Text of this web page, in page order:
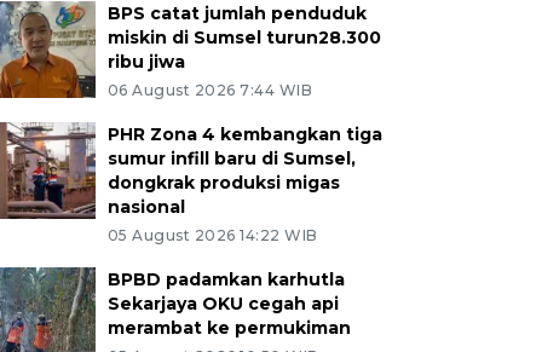
BPS catat jumlah penduduk
miskin di Sumsel turun28.300
ribu jiwa
06 August 2026 7:44 WIB
PHR Zona 4 kembangkan tiga
sumur infill baru di Sumsel,
dongkrak produksi migas
nasional
05 August 2026 14:22 WIB
BPBD padamkan karhutla
Sekarjaya OKU cegah api
merambat ke permukiman